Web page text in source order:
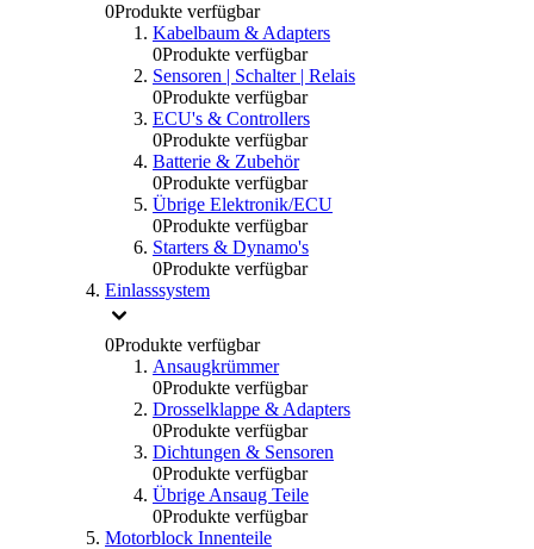
0Produkte verfügbar
Kabelbaum & Adapters
0Produkte verfügbar
Sensoren | Schalter | Relais
0Produkte verfügbar
ECU's & Controllers
0Produkte verfügbar
Batterie & Zubehör
0Produkte verfügbar
Übrige Elektronik/ECU
0Produkte verfügbar
Starters & Dynamo's
0Produkte verfügbar
Einlasssystem
0Produkte verfügbar
Ansaugkrümmer
0Produkte verfügbar
Drosselklappe & Adapters
0Produkte verfügbar
Dichtungen & Sensoren
0Produkte verfügbar
Übrige Ansaug Teile
0Produkte verfügbar
Motorblock Innenteile